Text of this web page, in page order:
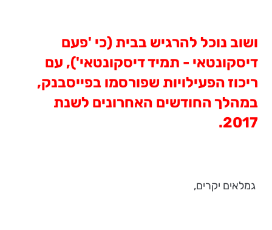
ושוב נוכל להרגיש בבית (כי 'פעם
דיסקונטאי - תמיד דיסקונטאי'), עם
ריכוז הפעילויות שפורסמו בפייסבנק,
במהלך החודשים האחרונים לשנת
2017.
גמלאים יקרים,